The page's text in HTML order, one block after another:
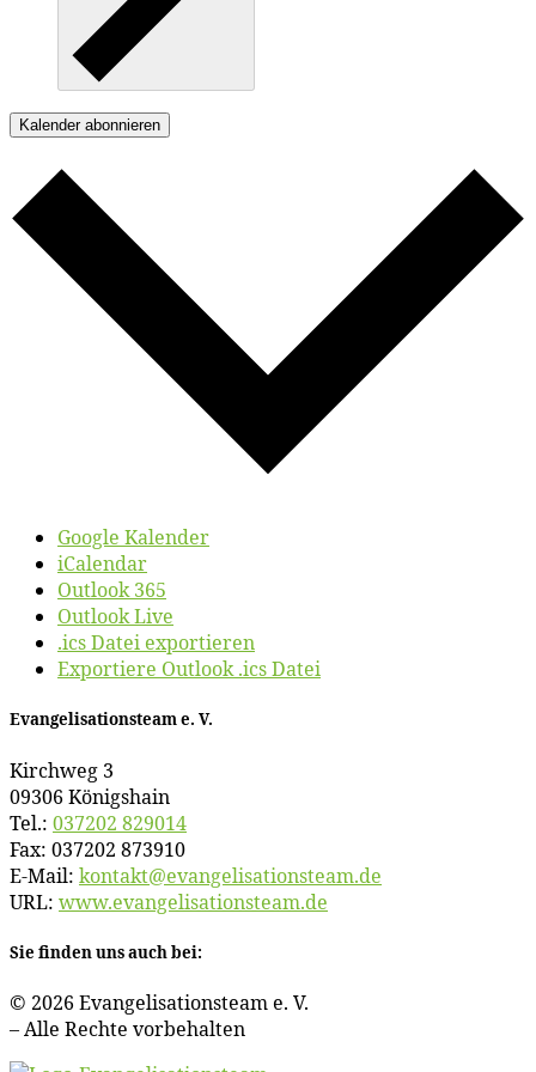
Kalender abonnieren
Google Kalender
iCalendar
Outlook 365
Outlook Live
.ics Datei exportieren
Exportiere Outlook .ics Datei
Evan­ge­li­sa­ti­ons­team e. V.
Kirch­weg 3
09306 Königshain
Tel.: 037202 829014
Fax: 037202 873910
E‑Mail: kontakt@​evangelisationsteam.​de
URL: www​.evan​ge​li​sa​ti​ons​team​.de
Sie fin­den uns auch bei:
© 2026 Evan­ge­li­sa­ti­ons­team e. V.
– Al­le Rech­te vorbehalten